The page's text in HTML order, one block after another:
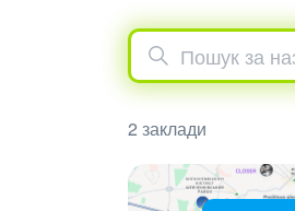
2 заклади